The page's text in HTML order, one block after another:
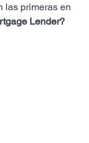
las primeras en
Lender?